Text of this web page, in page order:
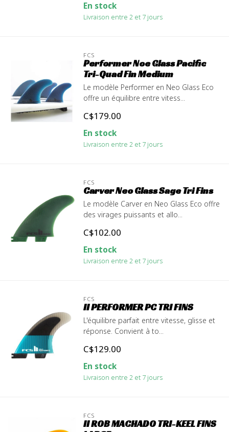
En stock
Livraison entre 2 et 7 jours
FCS
Performer Noe Glass Pacific
Tri-Quad Fin Medium
Le modèle Performer en Neo Glass Eco
offre un équilibre entre vitess...
C$179.00
En stock
Livraison entre 2 et 7 jours
FCS
Carver Neo Glass Sage Tri Fins
Le modèle Carver en Neo Glass Eco offre
des virages puissants et allo...
C$102.00
En stock
Livraison entre 2 et 7 jours
FCS
II PERFORMER PC TRI FINS
L'équilibre parfait entre vitesse, glisse et
réponse. Convient à to...
C$129.00
En stock
Livraison entre 2 et 7 jours
FCS
II ROB MACHADO TRI-KEEL FINS